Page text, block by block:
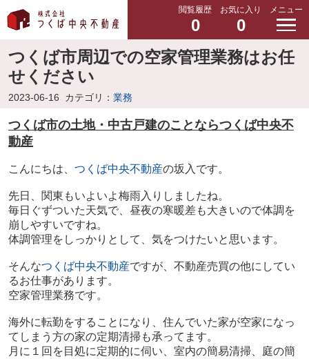
閲覧履歴
0
お気に入り
0
メニュー
つくば市周辺での空家管理業務はお任
せください
2023-06-16 カテゴリ： 業務
つくば市の土地・中古戸建のことならつくば中央不
動産
こんにちは、 つくば中央不動産の坂入です。
先日、関東もいよいよ梅雨入りしましたね。
毎日ぐずついた天気で、昼夜の寒暖差も大きいので体調を
崩しやすいですね。
体調管理をしっかりとして、気をつけたいと思います。
そんなつくば中央不動産ですが、不動産売買の他にしてい
るお仕事があります。
空家管理業務です。
海外に転勤をすることになり、住んでいた家が空家になっ
てしまう方の家の定期清掃も承ってます。
月に１回を目処に定期的に伺い、室内の簡易清掃、庭の簡